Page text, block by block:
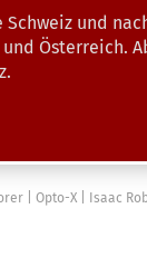
Suche...
und
Österreich.
| Opto-X | Isaac